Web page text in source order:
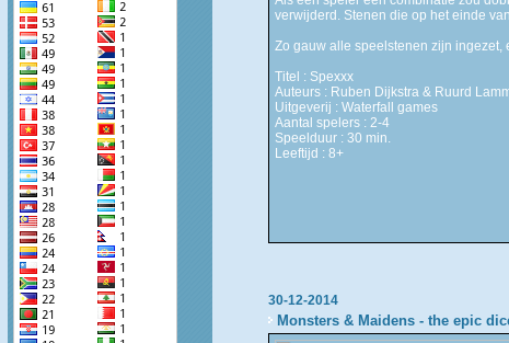
verwijderd. Stenen die op het einde
Zo gauw alle speelstenen zijn ingezet,
Titel : Spexxx
Auteurs : Ruben Dijkstra & Ruurd
Uitgeverij : Waterfall games
Aantal spelers : 2-4
Speelduur : 30 min.
Leeftijd : 8+
30-12-2014
Monsters & Maidens - the epic